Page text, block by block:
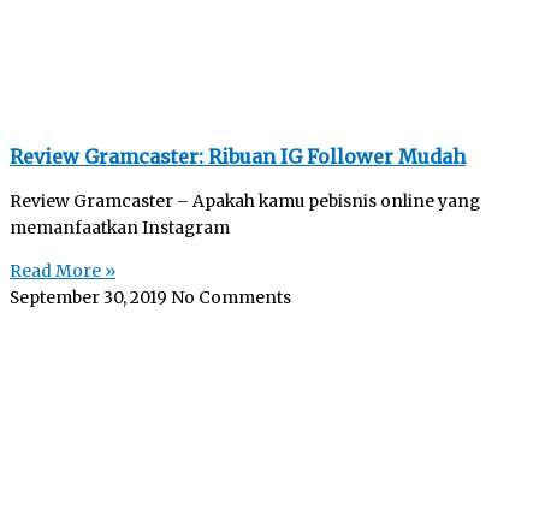
Review Gramcaster: Ribuan IG Follower Mudah
Review Gramcaster – Apakah kamu pebisnis online yang
memanfaatkan Instagram
Read More »
September 30, 2019 No Comments